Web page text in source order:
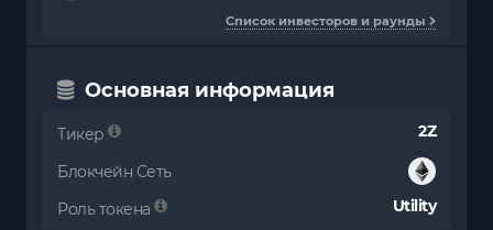
Список инвесторов и раунды
Основная информация
Тикер 2Z
Блокчейн Сеть
Роль токена
Utility